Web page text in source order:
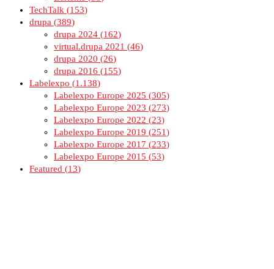
TechTalk
153
drupa
389
drupa 2024
162
virtual.drupa 2021
46
drupa 2020
26
drupa 2016
155
Labelexpo
1.138
Labelexpo Europe 2025
305
Labelexpo Europe 2023
273
Labelexpo Europe 2022
23
Labelexpo Europe 2019
251
Labelexpo Europe 2017
233
Labelexpo Europe 2015
53
Featured
13